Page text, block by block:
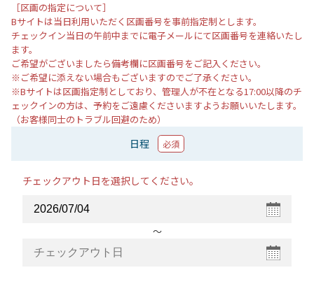
［区画の指定について］
Bサイトは当日利用いただく区画番号を事前指定制とします。
チェックイン当日の午前中までに電子メールにて区画番号を連絡いたし
ます。
ご希望がございましたら備考欄に区画番号をご記入ください。
※ご希望に添えない場合もございますのでご了承ください。
※Bサイトは区画指定制としており、管理人が不在となる17:00以降のチ
ェックインの方は、予約をご遠慮くださいますようお願いいたします。
（お客様同士のトラブル回避のため）
日程 必須
チェックアウト日を選択してください。
〜